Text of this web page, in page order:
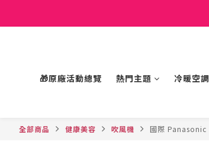
🎁原廠活動總覽 熱門主題 冷暖空調
全部商品 健康美容 吹風機 國際 Panasonic